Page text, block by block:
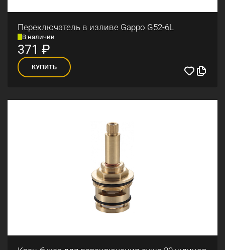
Переключатель в изливе Gappo G52-6L
В наличии
371 ₽
КУПИТЬ